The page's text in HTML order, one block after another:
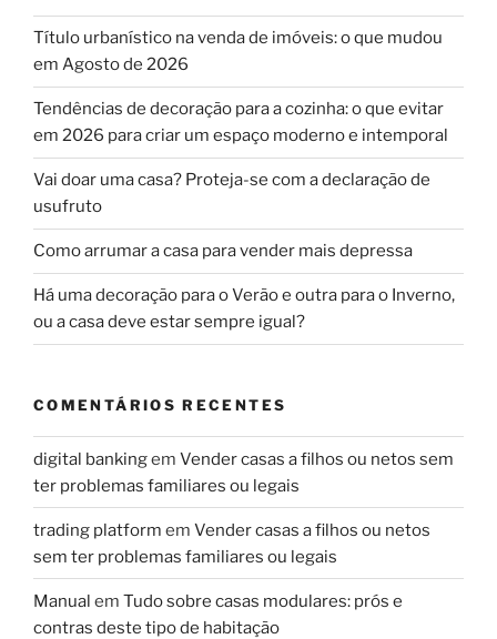
Título urbanístico na venda de imóveis: o que mudou
em Agosto de 2026
Tendências de decoração para a cozinha: o que evitar
em 2026 para criar um espaço moderno e intemporal
Vai doar uma casa? Proteja-se com a declaração de
usufruto
Como arrumar a casa para vender mais depressa
Há uma decoração para o Verão e outra para o Inverno,
ou a casa deve estar sempre igual?
COMENTÁRIOS RECENTES
digital bankingem Vender casas a filhos ou netos sem
ter problemas familiares ou legais
trading platform em Vender casas a filhos ou netos
sem ter problemas familiares ou legais
Manual em Tudo sobre casas modulares: prós e
contras deste tipo de habitação